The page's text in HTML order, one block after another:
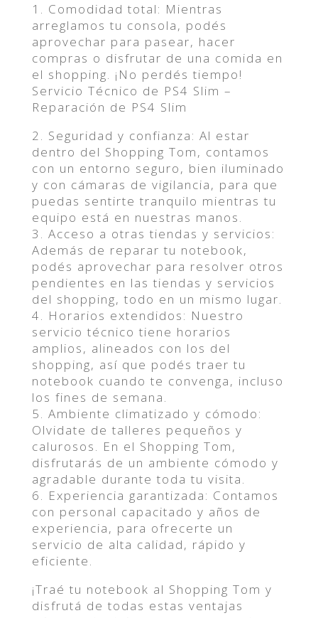
1. Comodidad total: Mientras
arreglamos tu consola, podés
aprovechar para pasear, hacer
compras o disfrutar de una comida en
el shopping. ¡No perdés tiempo!
Servicio Técnico de PS4 Slim –
Reparación de PS4 Slim
2. Seguridad y confianza: Al estar
dentro del Shopping Tom, contamos
con un entorno seguro, bien iluminado
y con cámaras de vigilancia, para que
puedas sentirte tranquilo mientras tu
equipo está en nuestras manos.
3. Acceso a otras tiendas y servicios:
Además de reparar tu notebook,
podés aprovechar para resolver otros
pendientes en las tiendas y servicios
del shopping, todo en un mismo lugar.
4. Horarios extendidos: Nuestro
servicio técnico tiene horarios
amplios, alineados con los del
shopping, así que podés traer tu
notebook cuando te convenga, incluso
los fines de semana.
5. Ambiente climatizado y cómodo:
Olvidate de talleres pequeños y
calurosos. En el Shopping Tom,
disfrutarás de un ambiente cómodo y
agradable durante toda tu visita.
6. Experiencia garantizada: Contamos
con personal capacitado y años de
experiencia, para ofrecerte un
servicio de alta calidad, rápido y
eficiente.
¡Traé tu notebook al Shopping Tom y
disfrutá de todas estas ventajas